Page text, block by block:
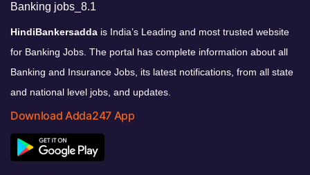
HindiBankersadda is India’s Leading and most trusted website
for Banking Jobs. The portal has complete information about all
Banking and Insurance Jobs, its latest notifications, from all state
and national level jobs, and updates.
Download Adda247 App